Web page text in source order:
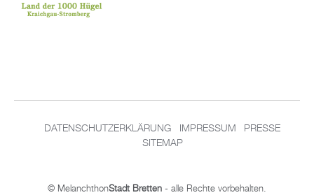
DATENSCHUTZERKLÄRUNG IMPRESSUM
PRESSE
SITEMAP
© MelanchthonStadt Bretten - alle Rechte vorbehalten.